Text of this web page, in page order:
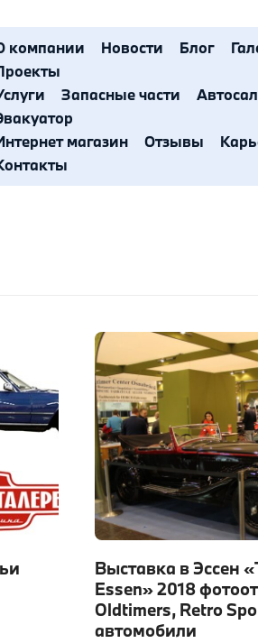
компании Новости Блог
Запасные части
магазин
Отзывы
Выставка в Эссен
Essen» 2018
Oldtimers, Retro
автомобили